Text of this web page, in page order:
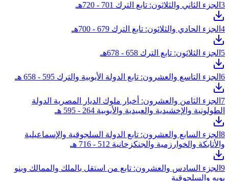
3 الجزء الثاني والثلاثون: تابع الترك 701 - 720هـ
4 الجزء الحادي والثلاثون: تابع الترك 679 - 700هـ
5 الجزء الثلاثون: تابع الترك 658 - 678هـ
6 الجزء التاسع والعشرون: تابع الدولة الأيوبية والترك 595 - 658 هـ
7 الجزء الثامن والعشرون: أخبار ملوك الديار المصرية الدولة
الطولونية والإخشيدية والعبيدية والأيوبية 264 - 595 هـ
8 الجزء السابع والعشرون: تابع الدولة السلجوقية والإسماعيلية
والأتابكة والخوارزمية والجنكزخانية 512 - 716 هـ
9 الجزء السادس والعشرون: تابع من استقل بالملك والممالك وبنو
بويه والسلجوقية